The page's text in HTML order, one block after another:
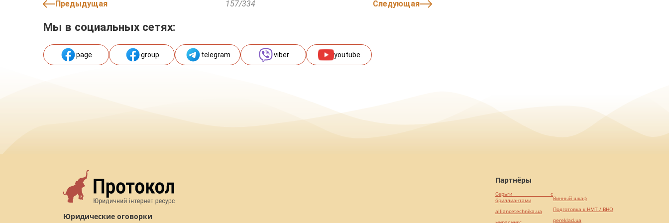
Предыдущая 157/334 Следующая
Мы в социальных сетях:
page group telegram viber youtube
Юридические оговорки
Партнёры
Серьги с
бриллиантами
alliancetechnika.ua
Винный шкаф
Подготовка к НМТ / ВНО
pereklad.ua